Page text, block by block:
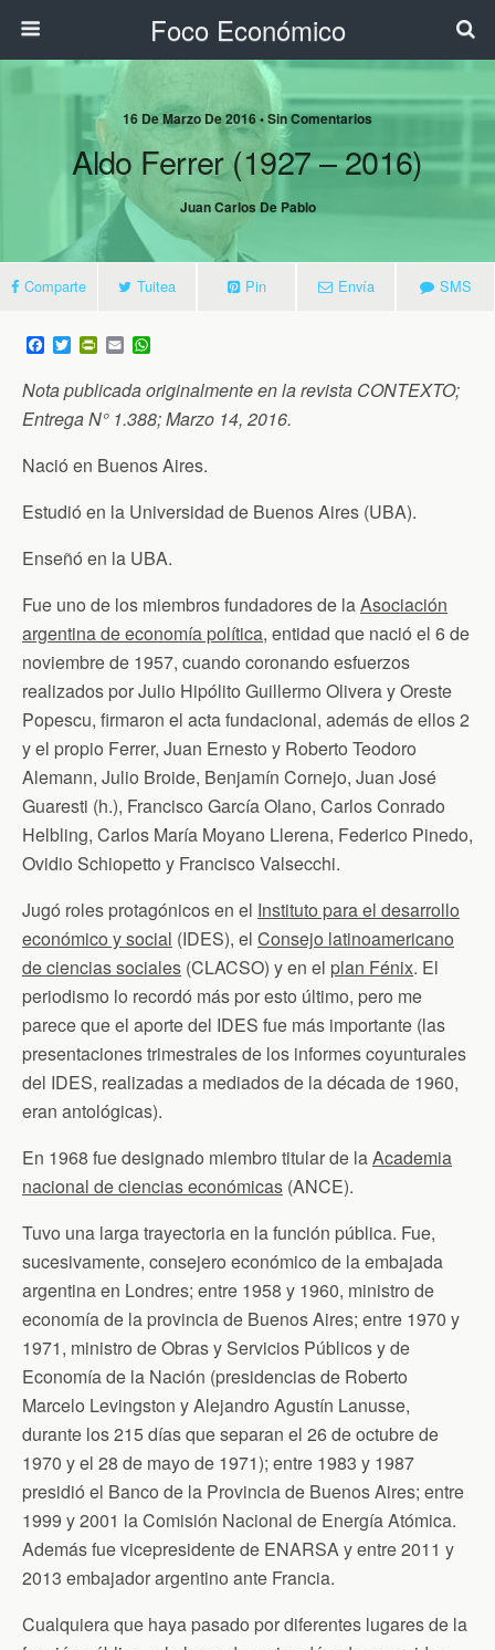
Foco Económico
16 De Marzo De 2016 • Sin Comentarios
Aldo Ferrer (1927 – 2016)
Juan Carlos De Pablo
Comparte Tuitea Pin Envía SMS
F
a
c
e
b
o
k
T
w
t
t
e
P
i
n
t
F
i
n
d
y
E
m
a
i
l
t
s
A
p
Nota publicada originalmente en la revista CONTEXTO;
Entrega N° 1.388; Marzo 14, 2016.
Nació en Buenos Aires.
Estudió en la Universidad de Buenos Aires (UBA).
Enseñó en la UBA.
Fue uno de los miembros fundadores de laAsociación
argentina de economía política, entidad que nació el 6 de
noviembre de 1957, cuando coronando esfuerzos
realizados por Julio Hipólito Guillermo Olivera y Oreste
Popescu, firmaron el acta fundacional, además de ellos 2
y el propio Ferrer, Juan Ernesto y Roberto Teodoro
Alemann, Julio Broide, Benjamín Cornejo, Juan José
Guaresti (h.), Francisco García Olano, Carlos Conrado
Helbling, Carlos María Moyano Llerena, Federico Pinedo,
Ovidio Schiopetto y Francisco Valsecchi.
Jugó roles protagónicos en el Instituto para el desarrollo
económico y social (IDES), el Consejo latinoamericano
de ciencias sociales (CLACSO) y en el plan Fénix. El
periodismo lo recordó más por esto último, pero me
parece que el aporte del IDES fue más importante (las
presentaciones trimestrales de los informes coyunturales
del IDES, realizadas a mediados de la década de 1960,
eran antológicas).
En 1968 fue designado miembro titular de laAcademia
nacional de ciencias económicas (ANCE).
Tuvo una larga trayectoria en la función pública. Fue,
sucesivamente, consejero económico de la embajada
argentina en Londres; entre 1958 y 1960, ministro de
economía de la provincia de Buenos Aires; entre 1970 y
1971, ministro de Obras y Servicios Públicos y de
Economía de la Nación (presidencias de Roberto
Marcelo Levingston y Alejandro Agustín Lanusse,
durante los 215 días que separan el 26 de octubre de
1970 y el 28 de mayo de 1971); entre 1983 y 1987
presidió el Banco de la Provincia de Buenos Aires; entre
1999 y 2001 la Comisión Nacional de Energía Atómica.
Además fue vicepresidente de ENARSA y entre 2011 y
2013 embajador argentino ante Francia.
Cualquiera que haya pasado por diferentes lugares de la